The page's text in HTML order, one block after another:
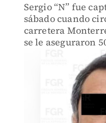
Sergio “N” fue
sábado cuando
carretera
se le aseguraron
contenían 78 kilos